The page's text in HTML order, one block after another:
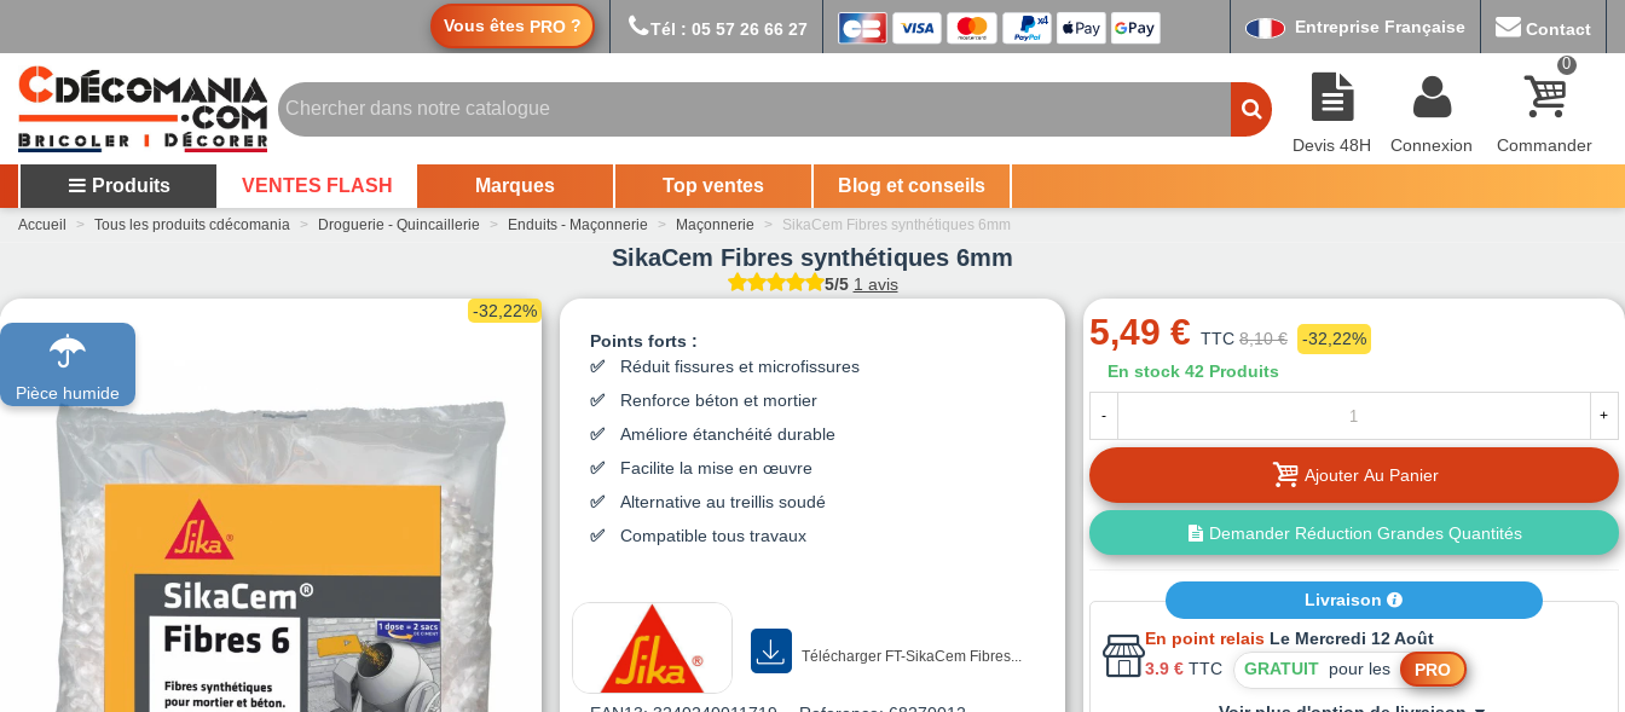
Vous êtes PRO ? Tél : 05 57 26 66 27 Entreprise Française Contact
Devis 48H Connexion
0
Commander
Produits VENTES FLASH Marques Top ventes Blog et conseils
Accueil > Tous les produits cdécomania > Droguerie - Quincaillerie > Enduits - Maçonnerie > Maçonnerie > SikaCem Fibres synthétiques 6mm
SikaCem Fibres synthétiques 6mm
5/5 1 avis
Pièce humide
-32,22%
Points forts :
Réduit fissures et microfissures
Renforce béton et mortier
Améliore étanchéité durable
Facilite la mise en œuvre
Alternative au treillis soudé
Compatible tous travaux
Télécharger FT-SikaCem Fibres...
5,49 € TTC 8,10 €
-32,22%
En stock 42 Produits
- +
Ajouter Au Panier
Demander Réduction Grandes Quantités
Livraison
En point relais Le Mercredi 12 Août
3.9 € TTC GRATUITpour les PRO